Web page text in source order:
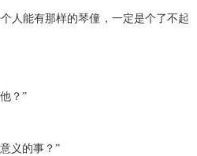
能有那样的琴僮，一定是个了不起
？”
义的事？”